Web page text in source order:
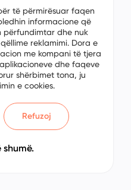
Sorting
të përmirësuar faqen
informacione që
përfundimtar dhe nuk
reklamimi. Dora e
me kompani të tjera
dhe faqeve
shërbimet tona, ju
e cookies.
Refuzoj
shumë.